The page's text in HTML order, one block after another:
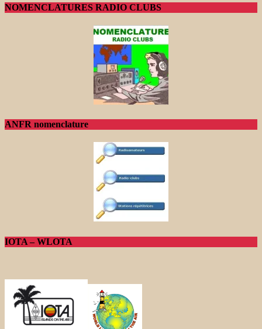
NOMENCLATURES RADIO CLUBS
ANFR nomenclature
IOTA – WLOTA